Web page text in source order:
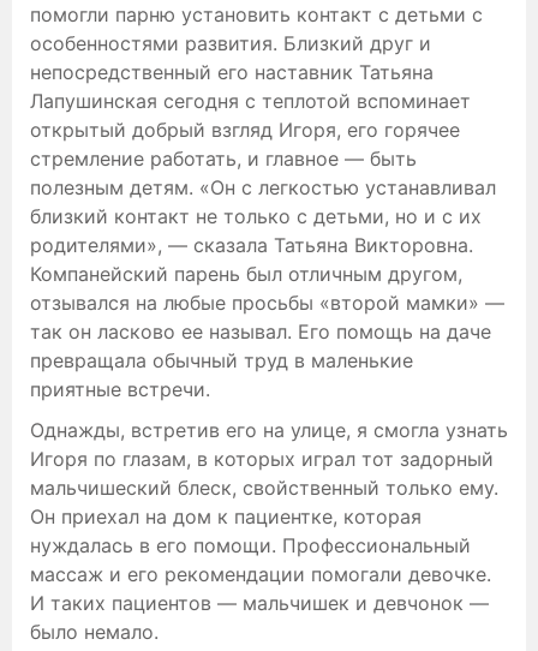
помогли парню установить контакт с детьми с
особенностями развития. Близкий друг и
непосредственный его наставник Татьяна
Лапушинская сегодня с теплотой вспоминает
открытый добрый взгляд Игоря, его горячее
стремление работать, и главное — быть
полезным детям. «Он с легкостью устанавливал
близкий контакт не только с детьми, но и с их
родителями», — сказала Татьяна Викторовна.
Компанейский парень был отличным другом,
отзывался на любые просьбы «второй мамки» —
так он ласково ее называл. Его помощь на даче
превращала обычный труд в маленькие
приятные встречи.
Однажды, встретив его на улице, я смогла узнать
Игоря по глазам, в которых играл тот задорный
мальчишеский блеск, свойственный только ему.
Он приехал на дом к пациентке, которая
нуждалась в его помощи. Профессиональный
массаж и его рекомендации помогали девочке.
И таких пациентов — мальчишек и девчонок —
было немало.